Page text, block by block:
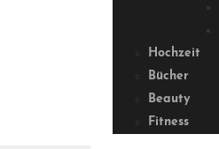
Hochzeit
Bücher
Beauty
Fitness